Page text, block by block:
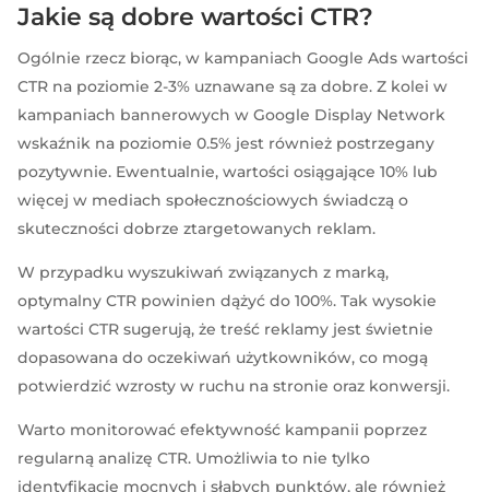
Jakie są dobre wartości CTR?
Ogólnie rzecz biorąc, w kampaniach Google Ads wartości
CTR na poziomie 2-3% uznawane są za dobre. Z kolei w
kampaniach bannerowych w Google Display Network
wskaźnik na poziomie 0.5% jest również postrzegany
pozytywnie. Ewentualnie, wartości osiągające 10% lub
więcej w mediach społecznościowych świadczą o
skuteczności dobrze ztargetowanych reklam.
W przypadku wyszukiwań związanych z marką,
optymalny CTR powinien dążyć do 100%. Tak wysokie
wartości CTR sugerują, że treść reklamy jest świetnie
dopasowana do oczekiwań użytkowników, co mogą
potwierdzić wzrosty w ruchu na stronie oraz konwersji.
Warto monitorować efektywność kampanii poprzez
regularną analizę CTR. Umożliwia to nie tylko
identyfikację mocnych i słabych punktów, ale również